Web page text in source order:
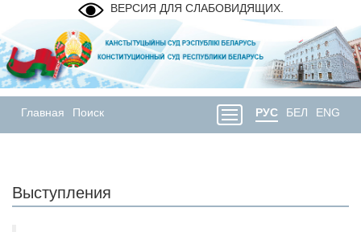
ВЕРСИЯ ДЛЯ СЛАБОВИДЯЩИХ.
Главная Поиск РУС БЕЛ ENG
Выступления